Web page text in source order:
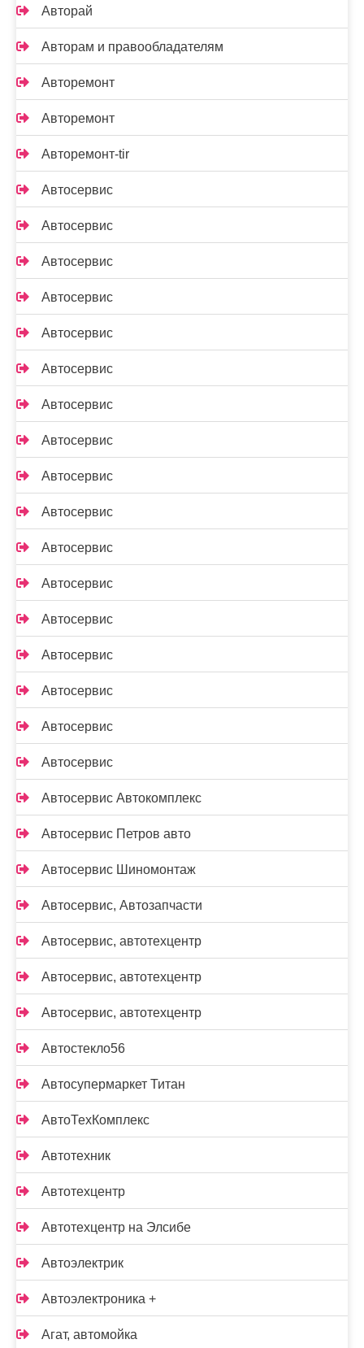
Авторай
Авторам и правообладателям
Авторемонт
Авторемонт
Авторемонт-tir
Автосервис
Автосервис
Автосервис
Автосервис
Автосервис
Автосервис
Автосервис
Автосервис
Автосервис
Автосервис
Автосервис
Автосервис
Автосервис
Автосервис
Автосервис
Автосервис
Автосервис
Автосервис Автокомплекс
Автосервис Петров авто
Автосервис Шиномонтаж
Автосервис, Автозапчасти
Автосервис, автотехцентр
Автосервис, автотехцентр
Автосервис, автотехцентр
Автостекло56
Автосупермаркет Титан
АвтоТехКомплекс
Автотехник
Автотехцентр
Автотехцентр на Элсибе
Автоэлектрик
Автоэлектроника +
Агат, автомойка